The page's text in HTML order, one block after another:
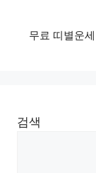
무료 띠별운세
검색